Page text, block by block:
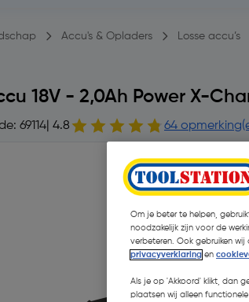
Accu's & Opladers Losse accu’s
18V - 2,0Ah Power X-
69114 | 4.8 64
Om je beter te helpen,
noodzakelijk zijn voor de
verbeteren. Ook gebruiken
privacyverklaring en
Als je op 'Akkoord' klikt, dan
plaatsen wij alleen